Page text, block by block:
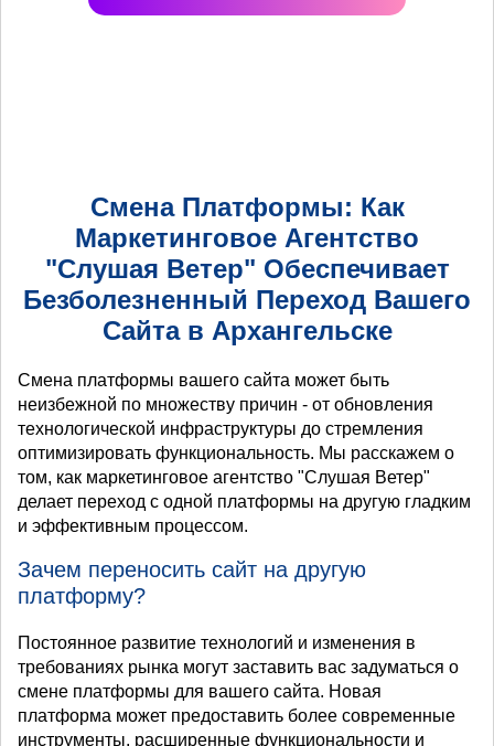
Смена Платформы: Как
Маркетинговое Агентство
"Слушая Ветер" Обеспечивает
Безболезненный Переход Вашего
Сайта в Архангельске
Смена платформы вашего сайта может быть
неизбежной по множеству причин - от обновления
технологической инфраструктуры до стремления
оптимизировать функциональность. Мы расскажем о
том, как маркетинговое агентство "Слушая Ветер"
делает переход с одной платформы на другую гладким
и эффективным процессом.
Зачем переносить сайт на другую
платформу?
Постоянное развитие технологий и изменения в
требованиях рынка могут заставить вас задуматься о
смене платформы для вашего сайта. Новая
платформа может предоставить более современные
инструменты, расширенные функциональности и